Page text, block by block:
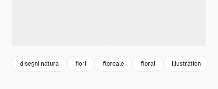
disegni natura fiori floreale floral illustration